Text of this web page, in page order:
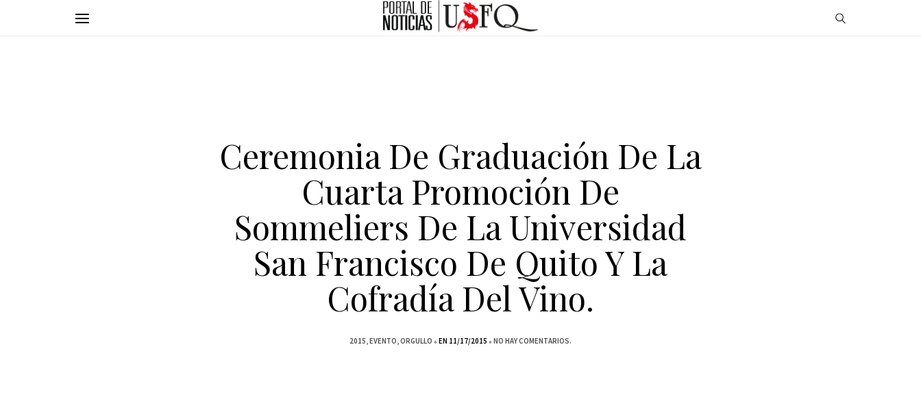
Ceremonia De Graduación De La
Cuarta Promoción De
Sommeliers De La Universidad
San Francisco De Quito Y La
Cofradía Del Vino.
2015 EVENTO ORGULLO EN 11/17/2015 NO HAY COMENTARIOS.